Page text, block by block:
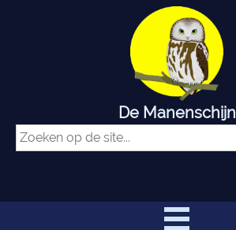
De Manenschijn